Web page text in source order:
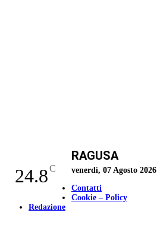
24.8C
RAGUSA
venerdì, 07 Agosto 2026
Contatti
Cookie – Policy
Redazione